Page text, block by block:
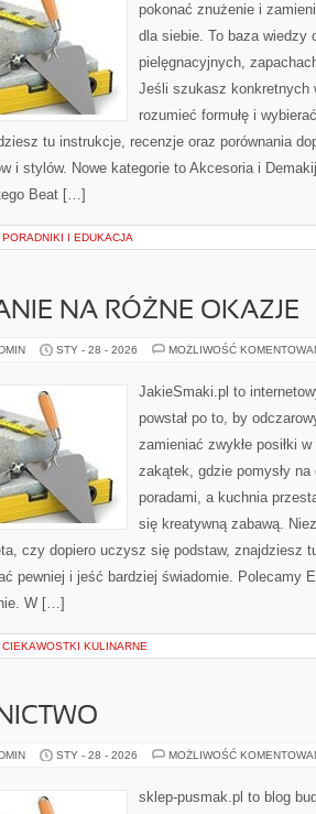
pokonać znużenie i
dla siebie. To baza wiedzy
pielęgnacyjnych,
Jeśli szukasz konkretnych
rozumieć formułę i
tu instrukcje, recenzje oraz porównania
i stylów. Nowe kategorie to Akcesoria i
Beat […]
PORADNIKI I EDUKACJA
NA RÓŻNE OKAZJE
STY - 28 - 2026 MOŻLIWOŚĆ
JakieSmaki.pl to
powstał po to, by
zamieniać zwykłe posiłki
zakątek, gdzie pomysły
poradami, a kuchnia
się kreatywną zabawą.
czy dopiero uczysz się podstaw, znajdziesz
pewniej i jeść bardziej świadomie. Polecamy
W […]
CIEKAWOSTKI KULINARNE
STY - 28 - 2026 MOŻLIWOŚĆ
sklep-pusmak.pl to blog